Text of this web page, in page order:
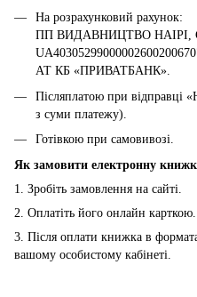
На розрахунковий рахунок:
ПП ВИДАВНИЦТВО НАІРІ,
АТ КБ «ПРИВАТБАНК».
Післяплатою при
з суми платежу).
Готівкою при самовивозі.
Як замовити електронну
1. Зробіть замовлення на сайті.
2. Оплатіть його онлайн карткою.
3. Після оплати книжка в
вашому особистому кабінеті.